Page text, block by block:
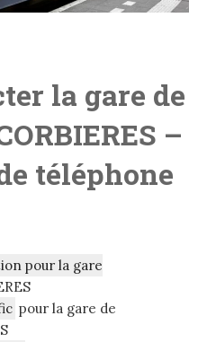
la gare de
–
téléphone
pour la gare
pour la gare de